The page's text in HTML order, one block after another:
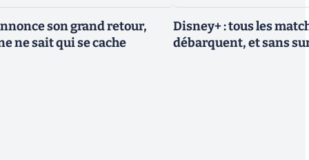
son grand retour,
ne sait qui se cache
Disney+ : tous les
débarquent, et sans